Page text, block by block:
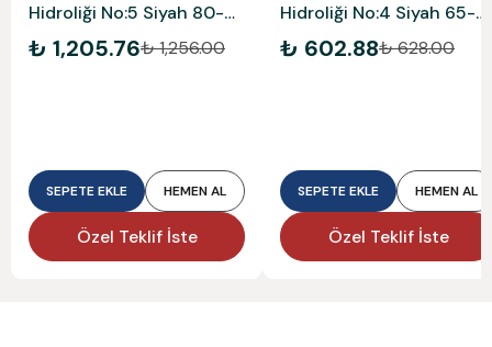
Hidroliği No:5 Siyah 80-
120 Kg
₺ 1,205.76₺ 1,256.00
SEPETE EKLE HEMEN AL
Özel Teklif İste
Hidroliği No:4 Siyah 65-
85 Kg
₺ 602.88₺ 628.00
SEPETE EKLE HEMEN AL
Özel Teklif İste